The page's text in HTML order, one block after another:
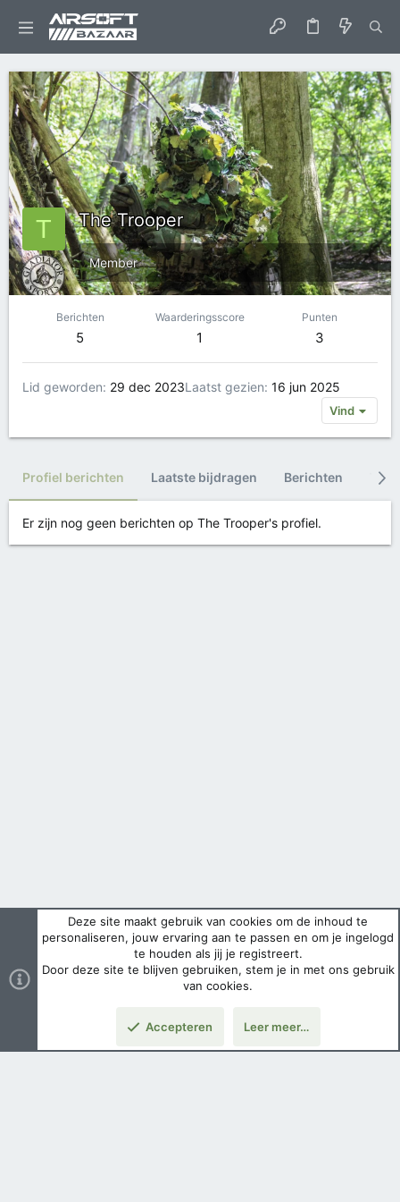
T The Trooper
Member
Berichten
5
Waarderingsscore
1
Punten
3
Lid geworden 29 dec 2023Laatst gezien 16 jun 2025
Vind
Profiel berichten Laatste bijdragen Berichten
Er zijn nog geen berichten op The Trooper's profiel.
Deze site maakt gebruik van cookies om de inhoud te
personaliseren, jouw ervaring aan te passen en om je ingelogd
te houden als jij je registreert.
Door deze site te blijven gebruiken, stem je in met ons gebruik
van cookies.
Accepteren Leer meer…